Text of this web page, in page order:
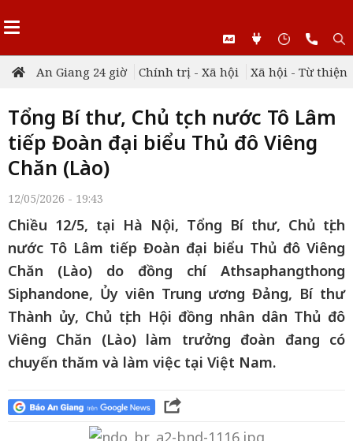
An Giang 24 giờ Chính trị - Xã hội Xã hội - Từ thiện
Tổng Bí thư, Chủ tịch nước Tô Lâm
tiếp Đoàn đại biểu Thủ đô Viêng
Chăn (Lào)
12/05/2026 - 19:43
Chiều 12/5, tại Hà Nội, Tổng Bí thư, Chủ tịch
nước Tô Lâm tiếp Đoàn đại biểu Thủ đô Viêng
Chăn (Lào) do đồng chí Athsaphangthong
Siphandone, Ủy viên Trung ương Đảng, Bí thư
Thành ủy, Chủ tịch Hội đồng nhân dân Thủ đô
Viêng Chăn (Lào) làm trưởng đoàn đang có
chuyến thăm và làm việc tại Việt Nam.